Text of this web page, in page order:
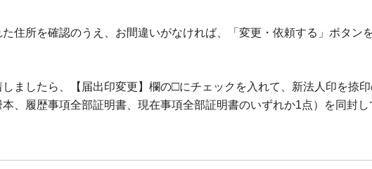
た住所を確認のうえ、お間違いがなければ、「変更・依頼する」ボタン
ましたら、【届出印変更】欄の□にチェックを入れて、新法人印を捺
、履歴事項全部証明書、現在事項全部証明書のいずれか1点）を同封し